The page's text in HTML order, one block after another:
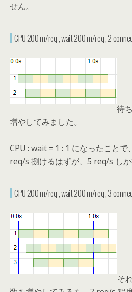
せん。
CPU 200 m/req , wait 200 m/req , 2
待
増やしてみました。
CPU : wait = 1 : 1 になったことで
req/s 捌けるはずが、5 req/s しか
CPU 200 m/req , wait 200 m/req , 3
そ